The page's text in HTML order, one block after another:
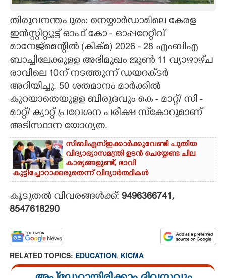
CARTOONS
LITERATURE
ZOOM
CONTACT US
തിരുവനന്തപുരം: നെയ്യാർഡാമിലെ കേരള
ഇൻസ്റ്റിറ്റ്യൂട്ട് ഓഫ് കോ - ഓപ്പറേറ്റീവ്
മാനേജ്മെന്റിൽ (കിക്മ) 2026 - 28 എംബിഎ
ബാച്ചിലേക്കുളള അഭിമുഖം ജൂൺ 11 വ്യാഴാഴ്‌ച
രാവിലെ 10ന് നടത്തുന്ന് ഡയറക്‌ടർ
അറിയിച്ചു. 50 ശതമാനം മാർക്കിൽ
കുറയാതെയുളള ബിരുദവും കെ - മാറ്റ്/ സി -
മാറ്റ്/ ക്യാറ്റ് പ്രവേശന പരീക്ഷ സ്‌കോറുമാണ്
അടിസ്ഥാന യോഗ്യത.
സിബിഎസ്ഇക്കാർക്കുവേണ്ടി പുതിയ
വിദ്യാഭ്യാസമന്ത്രി ഉടൻ ചെയ്യേണ്ട ചില
കാര്യങ്ങളുണ്ട്, ഭാവി
കുട്ടിച്ചോറാക്കരുതെന്ന് വിദ്യാർത്ഥികൾ
കൂടുതൽ വിവരങ്ങൾക്ക്: 9496366741,
8547618290
RELATED TOPICS: EDUCATION, KICMA